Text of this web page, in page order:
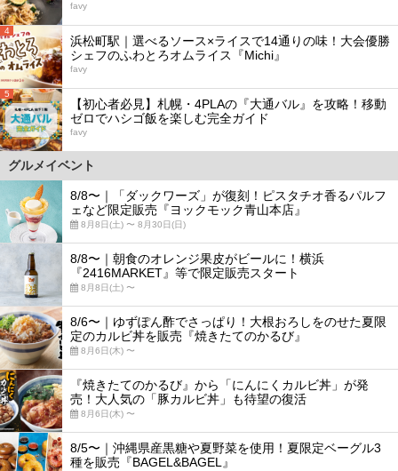
favy
4
浜松町駅｜選べるソース×ライスで14通りの味！大会優勝
シェフのふわとろオムライス『Michi』
favy
5
【初心者必見】札幌・4PLAの『大通バル』を攻略！移動
ゼロでハシゴ飯を楽しむ完全ガイド
favy
グルメイベント
8/8〜｜「ダックワーズ」が復刻！ピスタチオ香るパルフ
ェなど限定販売『ヨックモック青山本店』
8月8日(土) 〜 8月30日(日)
8/8〜｜朝食のオレンジ果皮がビールに！横浜
『2416MARKET』等で限定販売スタート
8月8日(土) 〜
8/6〜｜ゆずぽん酢でさっぱり！大根おろしをのせた夏限
定のカルビ丼を販売『焼きたてのかるび』
8月6日(木) 〜
『焼きたてのかるび』から「にんにくカルビ丼」が発
売！大人気の「豚カルビ丼」も待望の復活
8月6日(木) 〜
8/5〜｜沖縄県産黒糖や夏野菜を使用！夏限定ベーグル3
種を販売『BAGEL&BAGEL』